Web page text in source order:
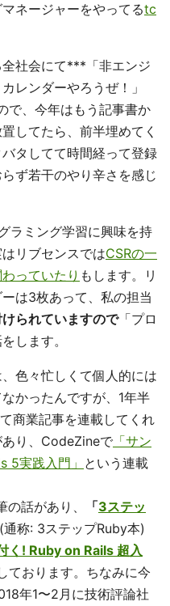
ネージャーをやってるtc
社会にて***「非エンジ
レンダーやろうぜ！」
で、今年はもう記事書か
してたら、前半埋めてく
タしてて時間経って登録
ず若干のやり辛さを感じ
ラミング学習に興味を持
リブセンスではCSRの一
っていたり もします。リ
は3枚あって、私の担当
けられていますので「プロ
します。
色々忙しくて個人的には
かったんですが、1年半
商業記事を連載してくれ
り、CodeZineで 「サン
5実践入門」 という連載
話があり、
「3ステッ
(通称: 3ステップRuby本)
く! Ruby on Rails 超入
ております。ちなみに今
年1〜2月に技術評論社